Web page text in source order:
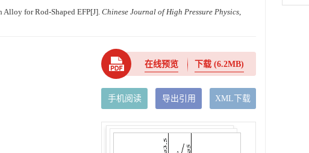
Alloy for Rod-Shaped EFP[J]. Chinese Journal of High Pressure Physics,
在线预览 下载(6.2MB)
手机阅读 导出引用 XML下载